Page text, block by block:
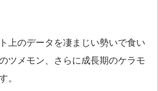
上のデータを凄まじい勢いで食い
ツメモン、さらに成長期のケラモ
。